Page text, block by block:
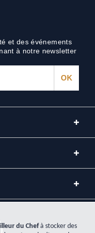
et des événements
à notre newsletter
du Chefà stocker des